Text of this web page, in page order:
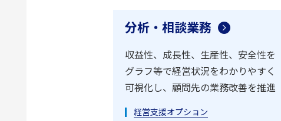
分析・相談業務
収益性、成長性、生産性、安全性を
グラフ等で経営状況をわかりやすく
可視化し、顧問先の業務改善を推進
経営支援オプション